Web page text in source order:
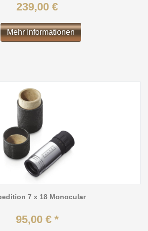
239,00 €
Mehr Informationen
7 x 18 Monocular
95,00 € *